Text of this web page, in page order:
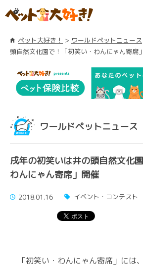
ペット大好き！ ワールドペットニュース
頭自然文化園で！「初笑い・わんにゃん寄席
ワールドペットニュース
戌年の初笑いは井の頭自然文化
わんにゃん寄席」開催
2018.01.16 イベント・コンテスト
「初笑い・わんにゃん寄席」には